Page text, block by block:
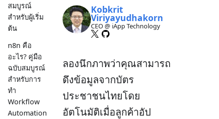
สมบูรณ์
สำหรับผู้เริ่ม
ต้น
n8n คือ
อะไร? คู่มือ
ฉบับสมบูรณ์
สำหรับการ
ทำ
Workflow
Automation
Kobkrit
Viriyayudhakorn
CEO @ iApp Technology
ลองนึกภาพว่าคุณสามารถ
ดึงข้อมูลจากบัตร
ประชาชนไทยโดย
อัตโนมัติเมื่อลูกค้าอัป